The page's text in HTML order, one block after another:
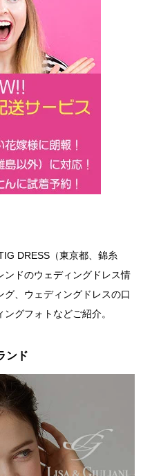
DRESS（東京都、錦糸
ンドのウェディングドレス情
、ウェディングドレスの口
グフォトなどご紹介。
ンド